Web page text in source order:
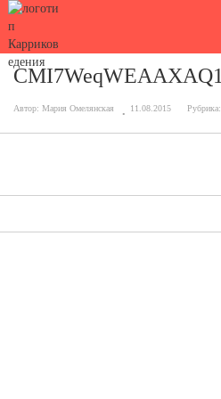
CMI7WeqWEAAXAQ1
Автор: Мария Омелянская 11.08.2015 Рубрика: